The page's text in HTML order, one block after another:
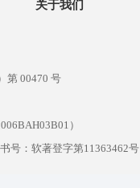
关于我们
第 00470 号
）
号：软著登字第11363462号